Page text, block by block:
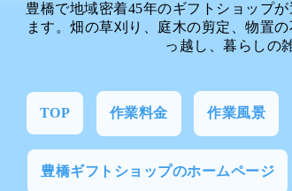
豊橋で地域密着45年のギフトショップ
ます。畑の草刈り、庭木の剪定、物置
っ越し、暮らしの
TOP 作業料金 作業風景
豊橋ギフトショップのホームページ